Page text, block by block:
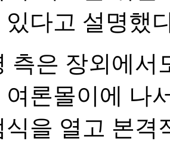
있다고 설명했
측은 장외에서
여론몰이에 나
식을 열고 본격